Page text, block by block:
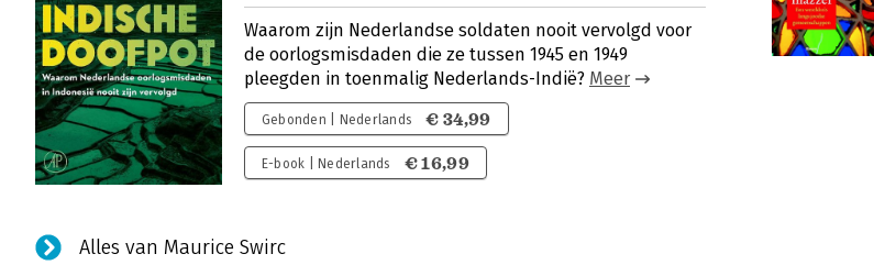
Waarom zijn Nederlandse soldaten nooit vervolgd voor
de oorlogsmisdaden die ze tussen 1945 en 1949
pleegden in toenmalig Nederlands-Indië? Meer
Gebonden | Nederlands € 34,99
E-book | Nederlands € 16,99
Alles van Maurice Swirc